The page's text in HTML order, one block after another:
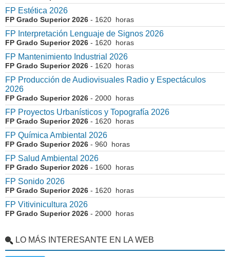
FP Estética 2026
FP Grado Superior 2026 - 1620 horas
FP Interpretación Lenguaje de Signos 2026
FP Grado Superior 2026 - 1620 horas
FP Mantenimiento Industrial 2026
FP Grado Superior 2026 - 1620 horas
FP Producción de Audiovisuales Radio y Espectáculos
2026
FP Grado Superior 2026 - 2000 horas
FP Proyectos Urbanísticos y Topografía 2026
FP Grado Superior 2026 - 1620 horas
FP Química Ambiental 2026
FP Grado Superior 2026 - 960 horas
FP Salud Ambiental 2026
FP Grado Superior 2026 - 1600 horas
FP Sonido 2026
FP Grado Superior 2026 - 1620 horas
FP Vitivinicultura 2026
FP Grado Superior 2026 - 2000 horas
LO MÁS INTERESANTE EN LA WEB